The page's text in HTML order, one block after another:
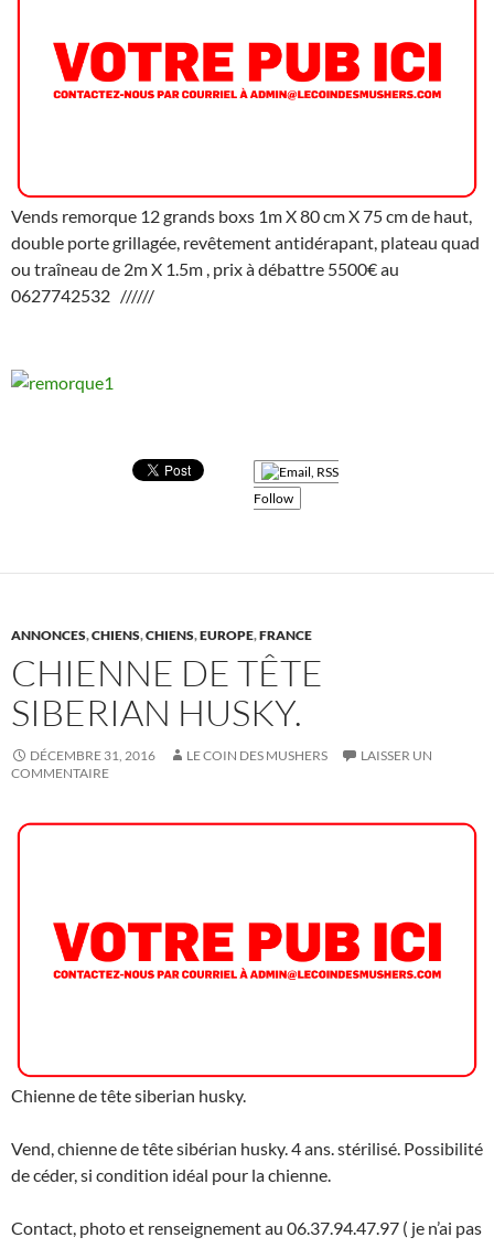
Vends remorque 12 grands boxs 1m X 80 cm X 75 cm de haut,
double porte grillagée, revêtement antidérapant, plateau quad
ou traîneau de 2m X 1.5m , prix à débattre 5500€ au
0627742532 //////
Follow
ANNONCES,CHIENS,CHIENS,EUROPE,FRANCE
CHIENNE DE TÊTE
SIBERIAN HUSKY.
DÉCEMBRE 31, 2016 LE COIN DES MUSHERS
LAISSER UN
COMMENTAIRE
Chienne de tête siberian husky.
Vend, chienne de tête sibérian husky. 4 ans. stérilisé. Possibilité
de céder, si condition idéal pour la chienne.
Contact, photo et renseignement au 06.37.94.47.97 ( je n’ai pas